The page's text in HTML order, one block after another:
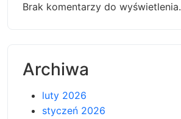
Brak komentarzy do wyświetlenia.
Archiwa
luty 2026
styczeń 2026